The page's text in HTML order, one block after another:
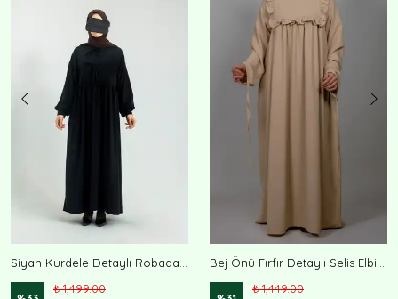
Siyah Kurdele Detaylı Robadan Ferace Rima
₺ 1,499.00
Bej Önü Fırfır Detaylı Selis Elbise
₺ 1,449.00